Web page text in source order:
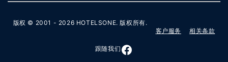
版权 © 2001 - 2026 HOTELSONE. 版权所有.
客户服务
相关条款
跟随我们